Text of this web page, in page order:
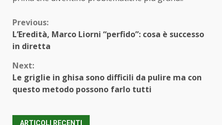
Continue
Reading
Previous:
L’Eredità, Marco Liorni “perfido”: cosa è successo
in diretta
Next:
Le griglie in ghisa sono difficili da pulire ma con
questo metodo possono farlo tutti
ARTICOLI RECENTI